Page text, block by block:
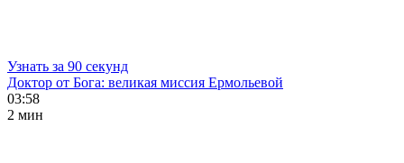
Узнать за 90 секунд
Доктор от Бога: великая миссия Ермольевой
03:58
2 мин